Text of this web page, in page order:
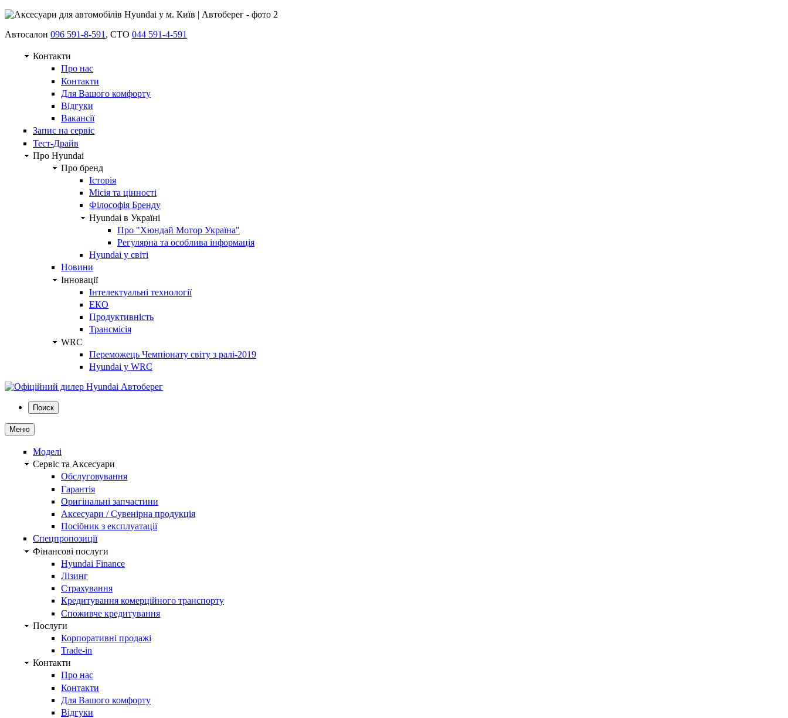
Автосалон 096 591-8-591 , СТО 044 591-4-591
Контакти
Про нас
Контакти
Для Вашого комфорту
Відгуки
Вакансії
Запис на сервіс
Тест-Драйв
Про Hyundai
Про бренд
Історія
Місія та цінності
Філософія Бренду
Hyundai в Україні
Про "Хюндай Мотор Україна"
Регулярна та особлива інформація
Hyundai у світі
Новини
Інновації
Інтелектуальні технології
ЕКО
Продуктивність
Трансмісія
WRC
Переможець Чемпіонату світу з ралі-2019
Hyundai у WRC
Поиск
Меню
Моделі
Сервіс та Аксесуари
Обслуговування
Гарантія
Оригінальні запчастини
Аксесуари / Сувенірна продукція
Посібник з експлуатації
Спецпропозиції
Фінансові послуги
Hyundai Finance
Лізинг
Страхування
Кредитування комерційного транспорту
Споживче кредитування
Послуги
Корпоративні продажі
Trade-in
Контакти
Про нас
Контакти
Для Вашого комфорту
Відгуки